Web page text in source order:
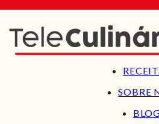
SOBRE